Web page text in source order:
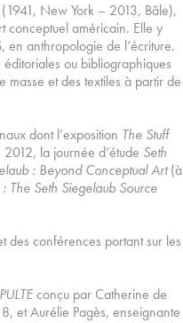
New York – 2013, Bâle),
conceptuel américain. Elle y
en anthropologie de l’écriture.
ou bibliographiques
masse et des textiles à partir de
dont l’exposition The Stuff
la journée d’étude Seth
: Beyond Conceptual Art(à
The Seth Siegelaub Source
des conférences portant sur les
conçu par Catherine de
et Aurélie Pagès, enseignante